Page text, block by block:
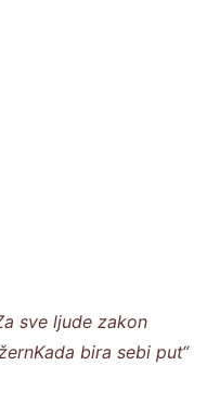
sve ljude zakon
bira sebi put“